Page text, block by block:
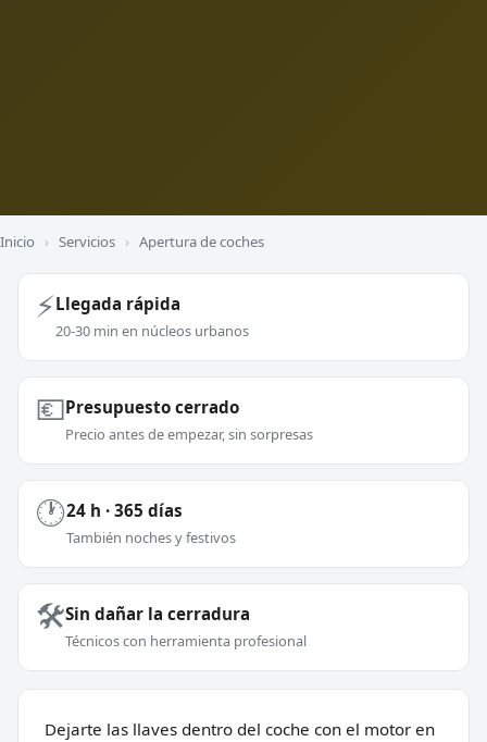
Inicio › Servicios › Apertura de coches
⚡Llegada rápida
20-30 min en núcleos urbanos
💶Presupuesto cerrado
Precio antes de empezar, sin sorpresas
🕐24 h · 365 días
También noches y festivos
🛠️Sin dañar la cerradura
Técnicos con herramienta profesional
Dejarte las llaves dentro del coche con el motor en